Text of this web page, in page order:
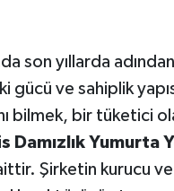
son yıllarda
gücü ve sahiplik
bilmek, bir tüketici
Damızlık Yumurta
Şirketin kurucu